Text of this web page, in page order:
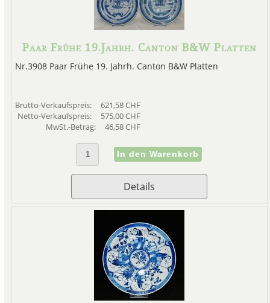
Paar Frühe 19.Jahrh. Canton B&W Platten
Nr.3908 Paar Frühe 19. Jahrh. Canton B&W Platten
Brutto-Verkaufspreis:
621,58 CHF
Netto-Verkaufspreis:
575,00 CHF
MwSt.-Betrag:
46,58 CHF
Details